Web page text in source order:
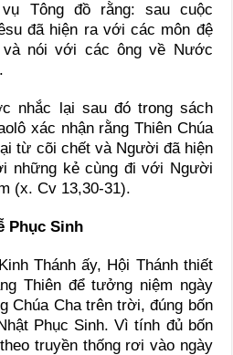
Tông đồ rằng: sau cuộc
đã hiện ra với các môn đệ
nói với các ông về Nước
nhắc lại sau đó trong sách
xác nhận rằng Thiên Chúa
từ cõi chết và Người đã hiện
những kẻ cùng đi với Người
(x. Cv 13,30-31).
Phục Sinh
Thánh ấy, Hội Thánh thiết
Thiên để tưởng niệm ngày
Chúa Cha trên trời, đúng bốn
Phục Sinh. Vì tính đủ bốn
truyền thống rơi vào ngày